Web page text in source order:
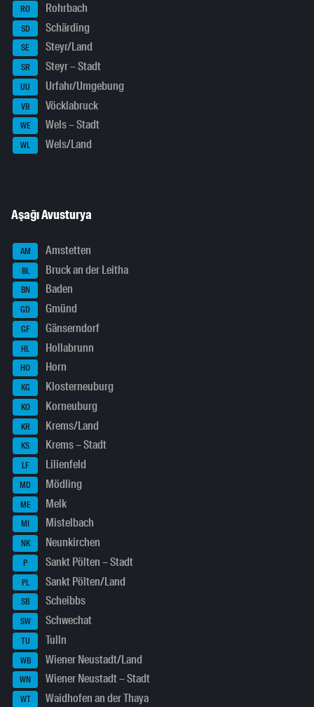
RO Rohrbach
SD Schärding
SE Steyr/Land
SR Steyr – Stadt
UU Urfahr/Umgebung
VB Vöcklabruck
WE Wels – Stadt
WL Wels/Land
Aşağı Avusturya
AM Amstetten
BL Bruck an der Leitha
BN Baden
GD Gmünd
GF Gänserndorf
HL Hollabrunn
HO Horn
KG Klosterneuburg
KO Korneuburg
KR Krems/Land
KS Krems – Stadt
LF Lilienfeld
MD Mödling
ME Melk
MI Mistelbach
NK Neunkirchen
P Sankt Pölten – Stadt
PL Sankt Pölten/Land
SB Scheibbs
SW Schwechat
TU Tulln
WB Wiener Neustadt/Land
WN Wiener Neustadt – Stadt
WT Waidhofen an der Thaya